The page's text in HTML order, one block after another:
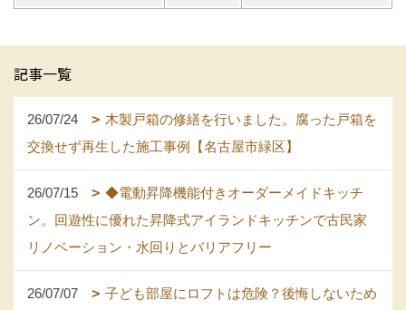
記事一覧
26/07/24
木製戸箱の修繕を行いました。腐った戸箱を
交換せず再生した施工事例【名古屋市緑区】
26/07/15
◆電動昇降機能付きオーダーメイドキッチ
ン。回遊性に優れた昇降式アイランドキッチンで古民家
リノベーション・水回りとバリアフリー
26/07/07
子ども部屋にロフトは危険？後悔しないため